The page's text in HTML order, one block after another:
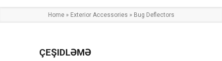
Home » Exterior Accessories » Bug Deflectors
ÇEŞIDLƏMƏ